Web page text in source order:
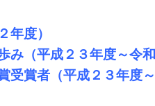
年度）
（平成２３年度～令和
賞者（平成２３年度～